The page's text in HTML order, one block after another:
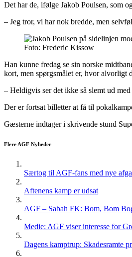
Det har de, ifølge Jakob Poulsen, som
– Jeg tror, vi har nok bredde, men
Foto: Frederic Kissow
Han kunne fredag se sin norske
kort, men spørgsmålet er, hvor alvorligt
– Heldigvis ser det ikke så slemt ud
Der er fortsat billetter at få til
Gæsterne indtager i skrivende stund
Flere AGF Nyheder
Særtog til AGF-fans med nye
Aftenens kamp er udsat
AGF – Sabah FK: Bom, Bom
Medie: AGF viser interesse for
Dagens kamptrup: Skadesramte